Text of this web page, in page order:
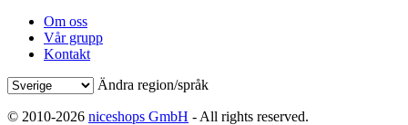
Om oss
Vår grupp
Kontakt
Ändra region/språk
© 2010-2026 niceshops GmbH - All rights reserved.